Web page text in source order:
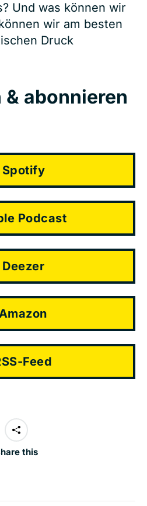
Und was können wir
wir am besten
Druck
abonnieren
Spotify
Podcast
Deezer
Feed
this